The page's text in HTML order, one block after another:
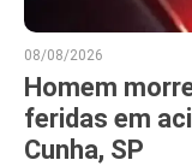
08/08/2026
Homem
feridas em
Cunha, SP